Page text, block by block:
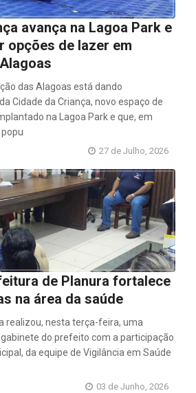
avança na Lagoa Park e
opções de lazer em
das Alagoas está dando
Cidade da Criança, novo espaço de
na Lagoa Park e que, em
27 de Julho, 2026
de Planura fortalece
na área da saúde
realizou, nesta terça-feira, uma
do prefeito com a participação
da equipe de Vigilância em Saúde
03 de Junho, 2026